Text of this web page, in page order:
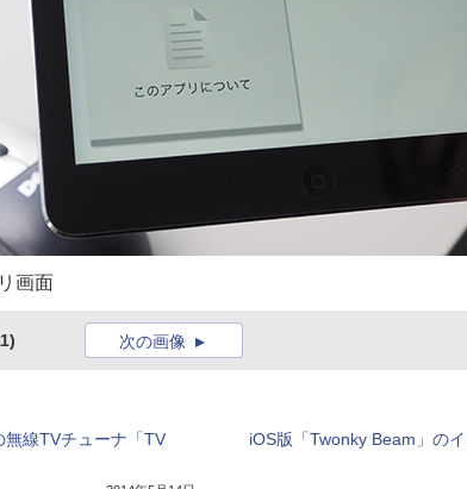
画面
次の画像
無線TVチューナ「TV
iOS版「Twonky Beam」の